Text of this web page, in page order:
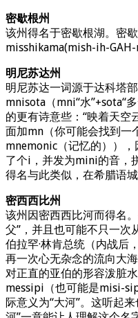
密歇根州
该州得名于密歇根湖。密
misshikama(mish-ih-GAH-
明尼苏达州
明尼苏达一词源于达科塔
mnisota（mni“水”+sota“
的更有诗意些：“映着天空
面加mn（你可能会找到一
mnemonic（记忆的））
了个i，并发为mini的音，
得名与此类似，在希腊语
密西西比州
该州因密西西比河而得名
父”，并且也可能不只一次
伯拉罕·林肯总统（内战后
再一次心无杂念的流向大
对正直的亚伯的形容泼脏
messipi（也可能是misi-
际意义为“大河”。这听起